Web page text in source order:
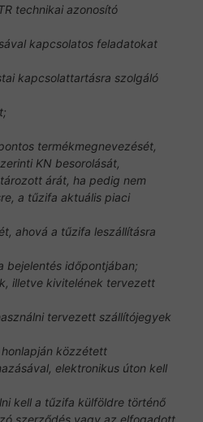
technikai azonosító
kapcsolatos feladatokat
kapcsolattartásra szolgáló
termékmegnevezését,
KN besorolását,
árát, ha pedig nem
a tűzifa aktuális piaci
ahová a tűzifa leszállításra
bejelentés időpontjában;
illetve kivitelének tervezett
tervezett szállítójegyek
közzétett
elektronikus úton kell
kell a tűzifa külföldre történő
szerződés vagy az elfogadott